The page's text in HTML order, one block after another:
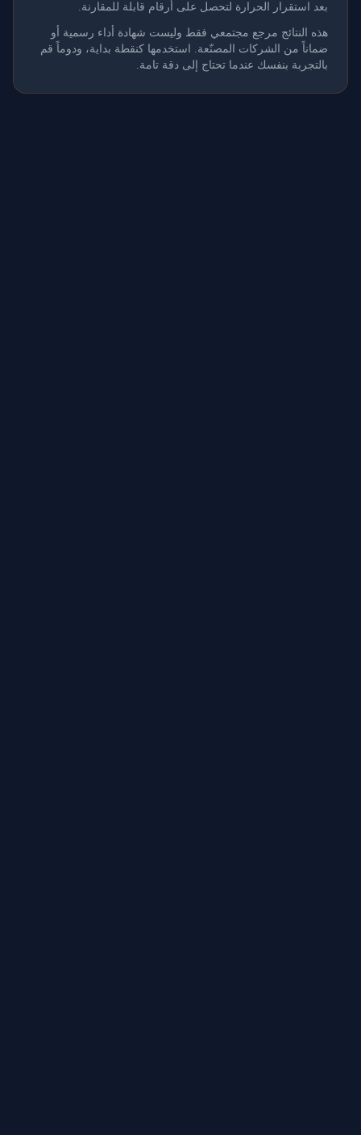
بعد استقرار الحرارة لتحصل على أرقام قابلة للمقارنة.
هذه النتائج مرجع مجتمعي فقط وليست شهادة أداء رسمية أو
ضماناً من الشركات المصنّعة. استخدمها كنقطة بداية، ودوماً قم
بالتجربة بنفسك عندما تحتاج إلى دقة تامة.